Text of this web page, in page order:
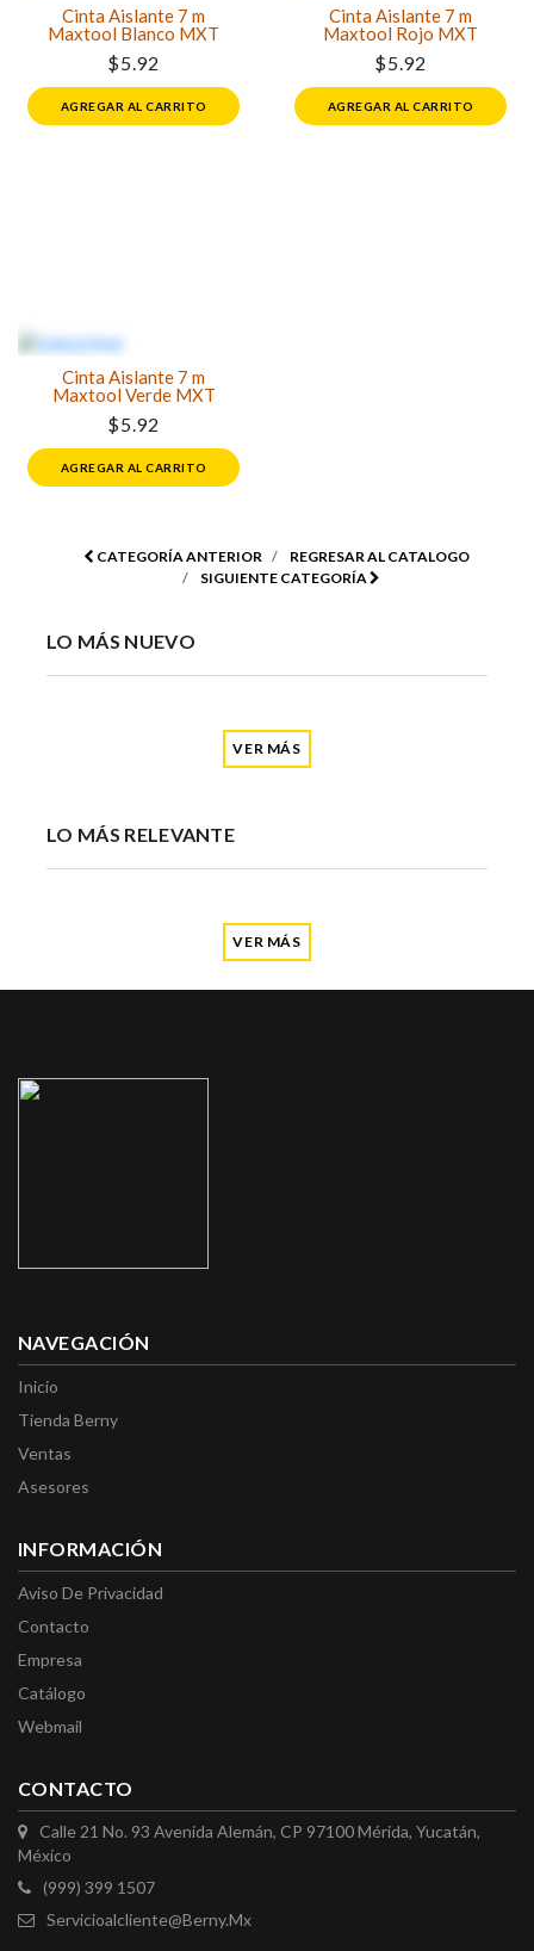
Cinta Aislante 7 m
Maxtool Blanco MXT
$5.92
AGREGAR AL CARRITO
Cinta Aislante 7 m
Maxtool Rojo MXT
$5.92
AGREGAR AL CARRITO
Cinta Aislante 7 m
Maxtool Verde MXT
$5.92
AGREGAR AL CARRITO
CATEGORÍA ANTERIOR
REGRESAR AL CATALOGO
SIGUIENTE CATEGORÍA
LO MÁS NUEVO
VER MÁS
LO MÁS RELEVANTE
VER MÁS
NAVEGACIÓN
Inicio
Tienda Berny
Ventas
Asesores
INFORMACIÓN
Aviso De Privacidad
Contacto
Empresa
Catálogo
Webmail
CONTACTO
Calle 21 No. 93 Avenida Alemán, CP 97100 Mérida, Yucatán,
México
(999) 399 1507
Servicioalcliente@berny.mx